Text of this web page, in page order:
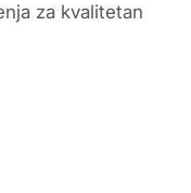
za kvalitetan